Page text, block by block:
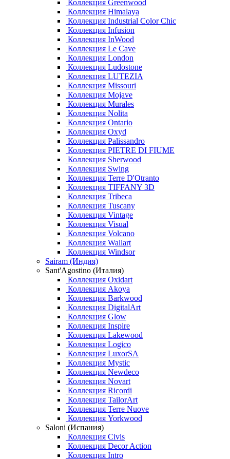
Коллекция Greenwood
Коллекция Himalaya
Коллекция Industrial Color Chic
Коллекция Infusion
Коллекция InWood
Коллекция Le Cave
Коллекция London
Коллекция Ludostone
Коллекция LUTEZIA
Коллекция Missouri
Коллекция Mojave
Коллекция Murales
Коллекция Nolita
Коллекция Ontario
Коллекция Oxyd
Коллекция Palissandro
Коллекция PIETRE DI FIUME
Коллекция Sherwood
Коллекция Swing
Коллекция Terre D'Otranto
Коллекция TIFFANY 3D
Коллекция Tribeca
Коллекция Tuscany
Коллекция Vintage
Коллекция Visual
Коллекция Volcano
Коллекция Wallart
Коллекция Windsor
Sairam (Индия)
Sant'Agostino (Италия)
Коллекция Oxidart
Коллекция Akoya
Коллекция Barkwood
Коллекция DigitalArt
Коллекция Glow
Коллекция Inspire
Коллекция Lakewood
Коллекция Logico
Коллекция LuxorSA
Коллекция Mystic
Коллекция Newdeco
Коллекция Novart
Коллекция Ricordi
Коллекция TailorArt
Коллекция Terre Nuove
Коллекция Yorkwood
Saloni (Испания)
Коллекция Civis
Коллекция Decor Action
Коллекция Intro